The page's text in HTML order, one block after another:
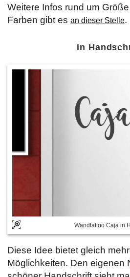
Weitere Infos rund um
Farben gibt es an dieser Stelle.
In
Wandtattoo Caja in
Diese Idee bietet gleich
Möglichkeiten. Den eigenen